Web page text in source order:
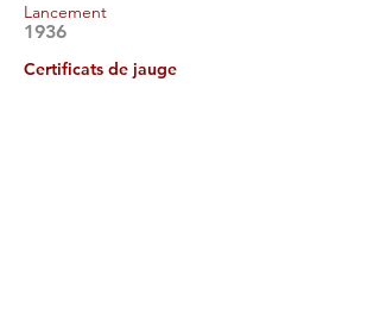
Lancement
1936
Certificats de jauge